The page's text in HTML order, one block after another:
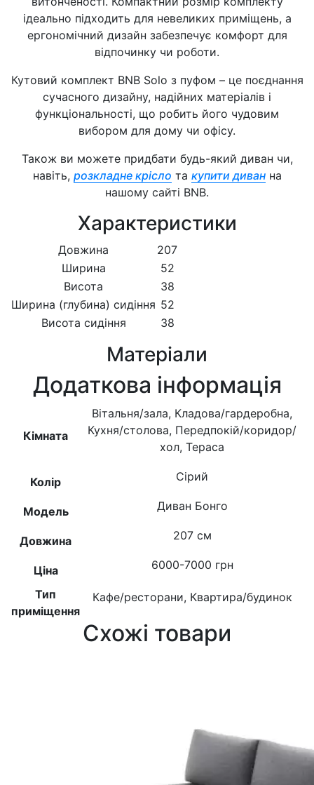
ідеально підходить для невеликих приміщень, а
ергономічний дизайн забезпечує комфорт для
відпочинку чи роботи.
Кутовий комплект BNB Solo з пуфом – це поєднання
сучасного дизайну, надійних матеріалів і
функціональності, що робить його чудовим
вибором для дому чи офісу.
Також ви можете придбати будь-який диван чи,
навіть, розкладне крісло та купити диванна
нашому сайті BNB.
Характеристики
Довжина
207
Ширина
52
Висота
38
Ширина (глубина) сидіння 52
Висота сидіння
38
Матеріали
Додаткова інформація
Кімната
Вітальня/зала, Кладова/гардеробна,
Кухня/столова, Передпокій/коридор/
хол, Тераса
Колір Сірий
Модель Диван Бонго
Довжина 207 см
Ціна 6000-7000 грн
Тип
приміщення
Кафе/ресторани, Квартира/будинок
Схожі товари